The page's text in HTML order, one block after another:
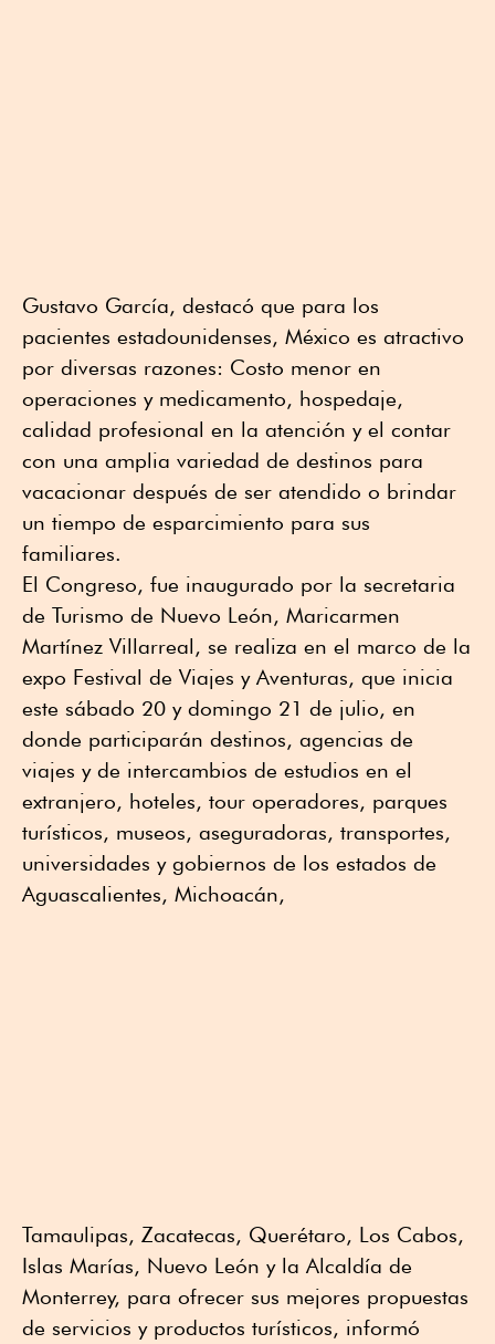
Gustavo García, destacó que para los
pacientes estadounidenses, México es atractivo
por diversas razones: Costo menor en
operaciones y medicamento, hospedaje,
calidad profesional en la atención y el contar
con una amplia variedad de destinos para
vacacionar después de ser atendido o brindar
un tiempo de esparcimiento para sus
familiares.
El Congreso, fue inaugurado por la secretaria
de Turismo de Nuevo León, Maricarmen
Martínez Villarreal, se realiza en el marco de la
expo Festival de Viajes y Aventuras, que inicia
este sábado 20 y domingo 21 de julio, en
donde participarán destinos, agencias de
viajes y de intercambios de estudios en el
extranjero, hoteles, tour operadores, parques
turísticos, museos, aseguradoras, transportes,
universidades y gobiernos de los estados de
Aguascalientes, Michoacán,
Tamaulipas, Zacatecas, Querétaro, Los Cabos,
Islas Marías, Nuevo León y la Alcaldía de
Monterrey, para ofrecer sus mejores propuestas
de servicios y productos turísticos, informó